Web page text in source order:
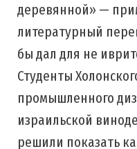
деревянной» —
литературный
бы дал для не
Студенты
промышленного
израильской
решили показать